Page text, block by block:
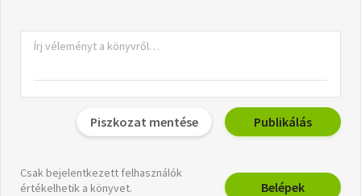
Piszkozat mentése Publikálás
Csak bejelentkezett felhasználók
értékelhetik a könyvet.
Belépek